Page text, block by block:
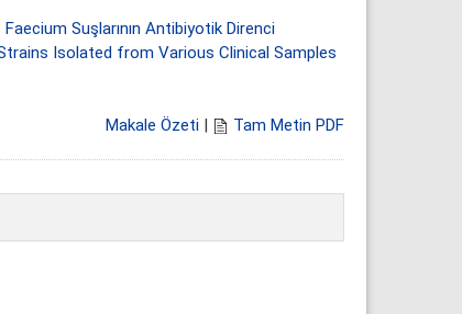
Suşlarının Antibiyotik Direnci
Isolated from Various Clinical Samples
Makale Özeti| Tam Metin PDF